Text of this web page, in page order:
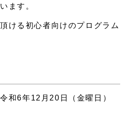
ます。
ける初心者向けのプログラム
和6年12月20日（金曜日）